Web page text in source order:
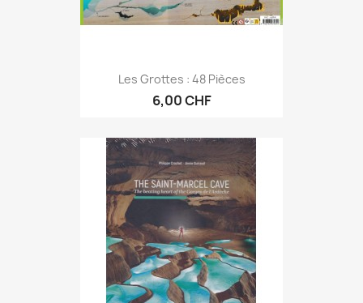
Les Grottes : 48 Pièces
6,00 CHF